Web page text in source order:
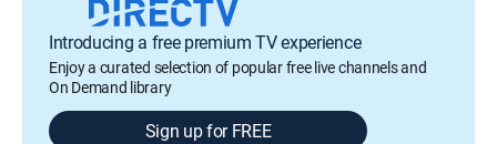
Introducing a free premium TV experience
Enjoy a curated selection of popular free live channels and
On Demand library
Sign up for FREE